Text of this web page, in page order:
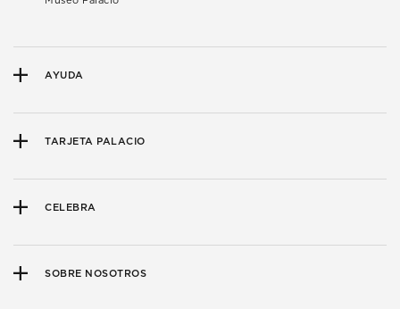
AYUDA
TARJETA PALACIO
CELEBRA
SOBRE NOSOTROS